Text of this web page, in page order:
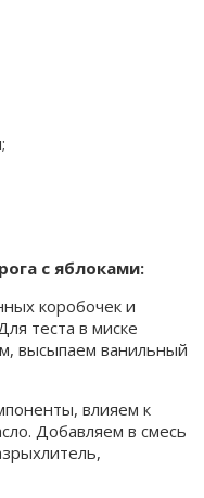
с яблоками:
коробочек и
теста в миске
высыпаем ванильный
влияем к
Добавляем в смесь